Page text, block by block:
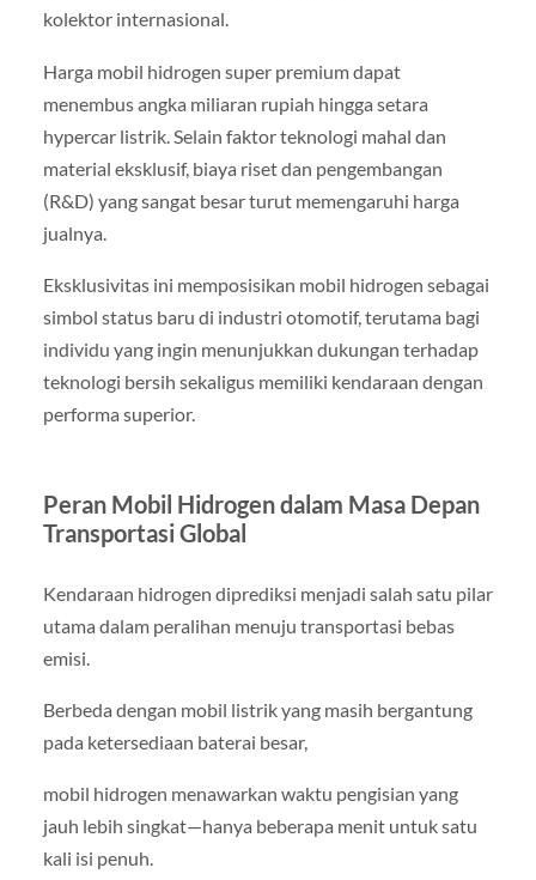
kolektor internasional.
Harga mobil hidrogen super premium dapat
menembus angka miliaran rupiah hingga setara
hypercar listrik. Selain faktor teknologi mahal dan
material eksklusif, biaya riset dan pengembangan
(R&D) yang sangat besar turut memengaruhi harga
jualnya.
Eksklusivitas ini memposisikan mobil hidrogen sebagai
simbol status baru di industri otomotif, terutama bagi
individu yang ingin menunjukkan dukungan terhadap
teknologi bersih sekaligus memiliki kendaraan dengan
performa superior.
Peran Mobil Hidrogen dalam Masa Depan
Transportasi Global
Kendaraan hidrogen diprediksi menjadi salah satu pilar
utama dalam peralihan menuju transportasi bebas
emisi.
Berbeda dengan mobil listrik yang masih bergantung
pada ketersediaan baterai besar,
mobil hidrogen menawarkan waktu pengisian yang
jauh lebih singkat—hanya beberapa menit untuk satu
kali isi penuh.